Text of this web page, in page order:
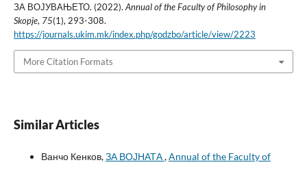
ЗА ВОЈУВАЊЕТО. (2022). Annual of the Faculty of Philosophy in
Skopje, 75(1), 293-308.
https://journals.ukim.mk/index.php/godzbo/article/view/2223
More Citation Formats
Similar Articles
Ванчо Кенков,ЗА ВОЈНАТА,Annual of the Faculty of